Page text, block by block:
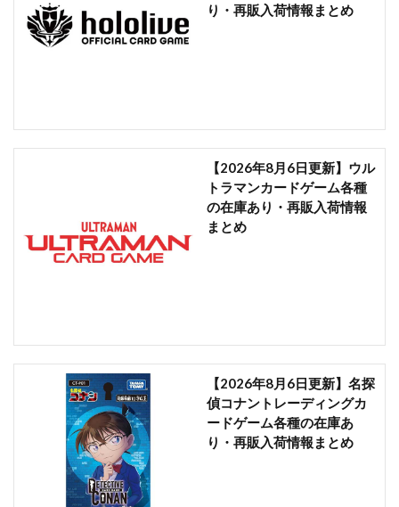
り・再販入荷情報まとめ
【2026年8月6日更新】ウル
トラマンカードゲーム各種
の在庫あり・再販入荷情報
まとめ
【2026年8月6日更新】名探
偵コナントレーディングカ
ードゲーム各種の在庫あ
り・再販入荷情報まとめ